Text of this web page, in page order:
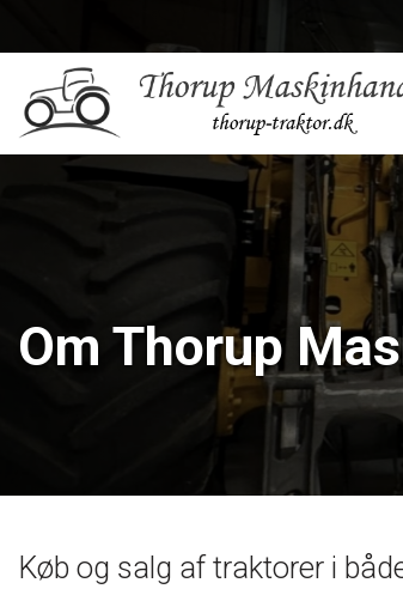
hovedindhold
Om Thorup
Køb og salg af traktorer i